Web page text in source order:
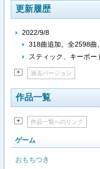
更新履歴
2022/9/8
318曲追加。全2598曲。
スティック、キーボー
+ 過去バージョン
作品一覧
+ 作品一覧へのリンク
ゲーム
おもちつき